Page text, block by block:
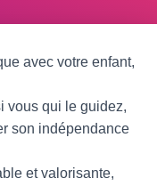
N
G
avec votre enfant,
vous qui le guidez,
son indépendance
et valorisante,